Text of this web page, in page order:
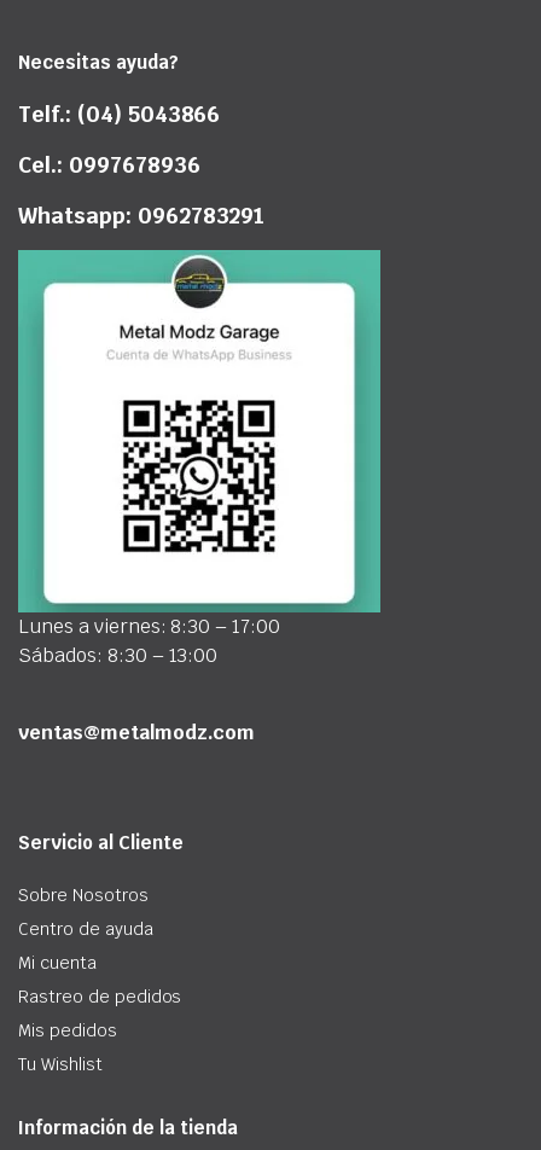
Necesitas ayuda?
Telf.: (04) 5043866
Cel.: 0997678936
Whatsapp: 0962783291
Lunes a viernes: 8:30 – 17:00
Sábados: 8:30 – 13:00
ventas@metalmodz.com
Servicio al Cliente
Sobre Nosotros
Centro de ayuda
Mi cuenta
Rastreo de pedidos
Mis pedidos
Tu Wishlist
Información de la tienda